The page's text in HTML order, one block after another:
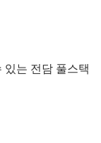
는 전담 풀스택